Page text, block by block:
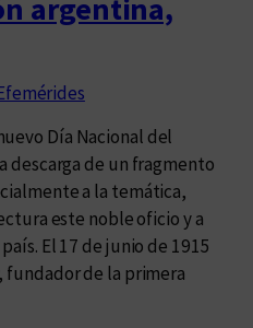
argentina,
Día Nacional del
descarga de un fragmento
a la temática,
este noble oficio y a
El 17 de junio de 1915
fundador de la primera